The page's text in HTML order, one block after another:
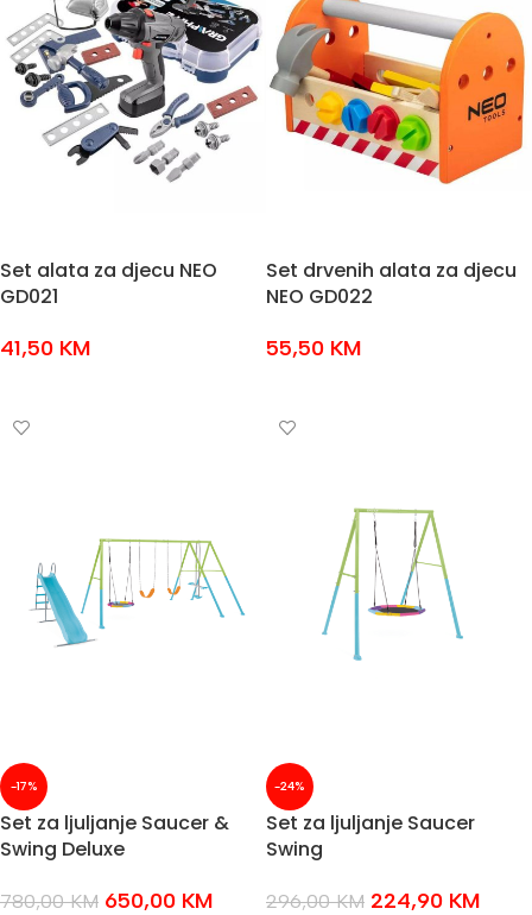
Set alata za djecu NEO
GD021
41,50 KM
Set drvenih alata za djecu
NEO GD022
55,50 KM
-17%
Set za ljuljanje Saucer &
Swing Deluxe
780,00KM 650,00 KM
-24%
Set za ljuljanje Saucer
Swing
296,00KM 224,90 KM